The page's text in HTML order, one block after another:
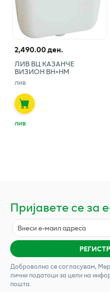
2,490.00 ден.
ЛИВ ВЦ КАЗАНЧЕ
ВИЗИОН ВН+НМ
лив
лив
Пријавете се за
Доброволно се согласувам,
лични податоци за цели на
пошта.